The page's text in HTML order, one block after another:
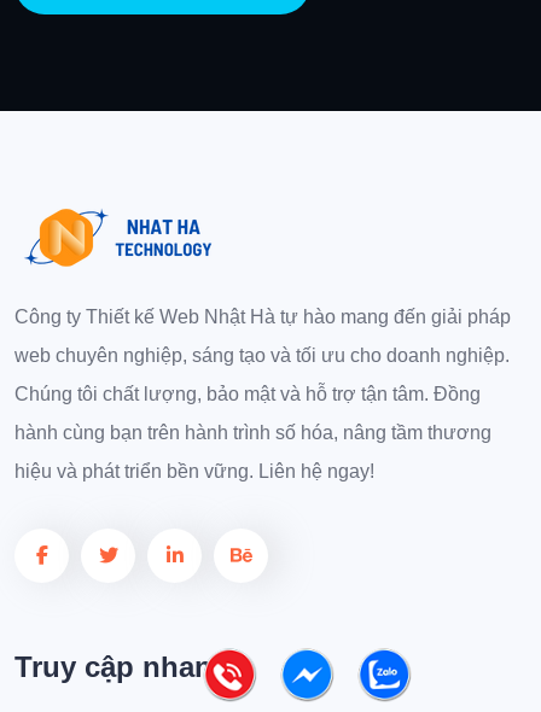
Công ty Thiết kế Web Nhật Hà tự hào mang đến giải pháp
web chuyên nghiệp, sáng tạo và tối ưu cho doanh nghiệp.
Chúng tôi chất lượng, bảo mật và hỗ trợ tận tâm. Đồng
hành cùng bạn trên hành trình số hóa, nâng tầm thương
hiệu và phát triển bền vững. Liên hệ ngay!
Truy cập nhanh